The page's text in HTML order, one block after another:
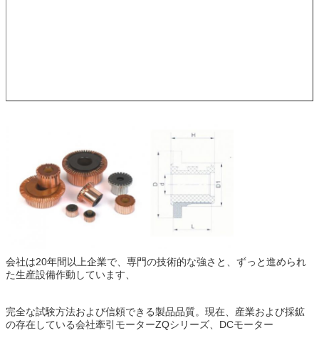
会社は20年間以上企業で、専門の技術的な強さと、ずっと進められ
た生産設備作動しています、
完全な試験方法および信頼できる製品品質。現在、産業および採鉱
の存在している会社牽引モーターZQシリーズ、DCモーター